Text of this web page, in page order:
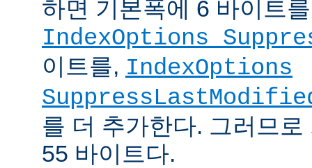
하면 기본폭에 6 바이트
IndexOptions
이트를, IndexOptions
를 더 추가한다. 그러므
55 바이트다.